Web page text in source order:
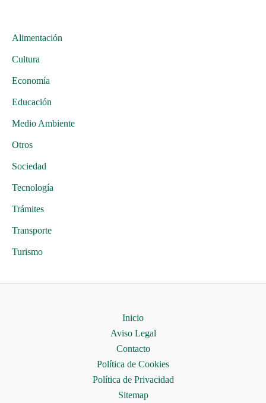
Alimentación
Cultura
Economía
Educación
Medio Ambiente
Otros
Sociedad
Tecnología
Trámites
Transporte
Turismo
Inicio
Aviso Legal
Contacto
Política de Cookies
Política de Privacidad
Sitemap